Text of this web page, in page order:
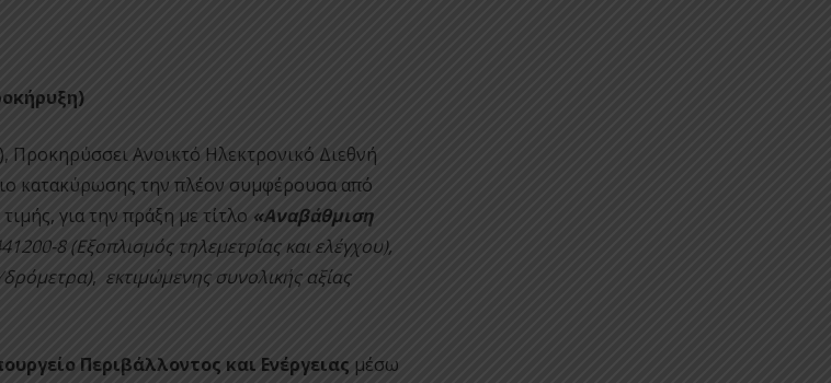
Ανοικτό Ηλεκτρονικό Διεθνή
κατακύρωσης την πλέον συμφέρουσα από
για την πράξη με τίτλο «Αναβάθμιση
8 (Εξοπλισμός τηλεμετρίας και ελέγχου),
, εκτιμώμενης συνολικής αξίας
Περιβάλλοντος και Ενέργειας μέσω